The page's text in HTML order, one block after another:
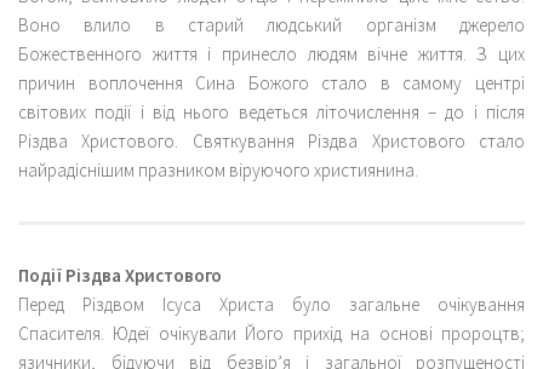
Воно влило в старий людський організм джерело
Божественного життя і принесло людям вічне життя. З цих
причин воплочення Сина Божого стало в самому центрі
світових події і від нього ведеться літочислення – до і після
Різдва Христового. Святкування Різдва Христового стало
найрадіснішим празником віруючого християнина.
Події Різдва Христового
Перед Різдвом Ісуса Христа було загальне очікування
Спасителя. Юдеї очікували Його прихід на основі пророцтв;
язичники, бідуючи від безвір’я і загальної розпущеності